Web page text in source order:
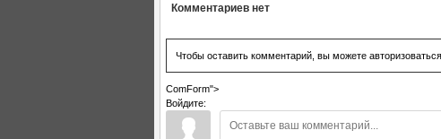
Комментариев нет
Чтобы оставить комментарий, вы можете
ComForm">
Войдите: